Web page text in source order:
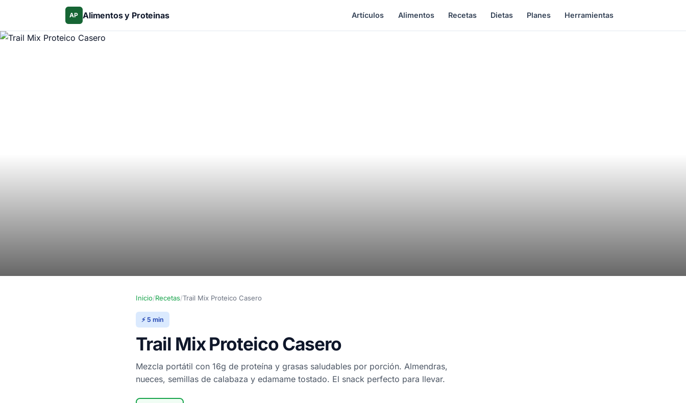
AP Alimentos y Proteinas Artículos Alimentos Recetas Dietas Planes Herramientas
Inicio/Recetas/Trail Mix Proteico Casero
⚡ 5 min
Trail Mix Proteico Casero
Mezcla portátil con 16g de proteína y grasas saludables por porción. Almendras,
nueces, semillas de calabaza y edamame tostado. El snack perfecto para llevar.